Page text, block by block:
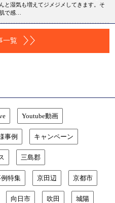
と湿気も増えてジメジメしてきます。そ
で感…
一覧
Youtube動画
事例 キャンペーン
三島郡
特集 京田辺 京都市
向日市 吹田 城陽